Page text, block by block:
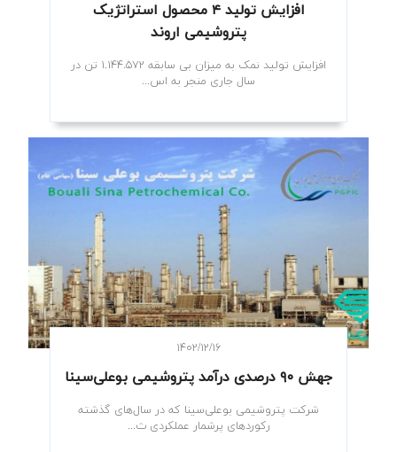
افزایش تولید ۴ محصول استراتژیک
پتروشیمی اروند
افزایش تولید نمک به میزان بی سابقه ۱.۱۴۴.۵۷۲ تن در
سال جاری منجر به اس...
۱۴۰۲/۱۲/۱۶
جهش ۹۰ درصدی درآمد پتروشیمی بوعلی‌سینا
شرکت پتروشیمی بوعلی‌سینا که در سال‌های گذشته
رکوردهای پرشمار عملکردی ث...